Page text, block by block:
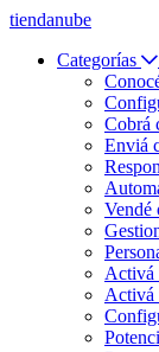
tiendanube
Categorías
Cobrá
Enviá
Vendé
Activá
Activá